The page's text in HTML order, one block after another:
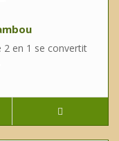
2 en 1 se convertit